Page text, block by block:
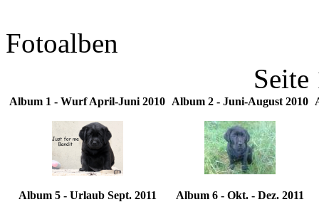
Fotoalben
Album 1 - Wurf April-Juni 2010 Album 2 - Juni-August 2010
Album 5 - Urlaub Sept. 2011 Album 6 - Okt. - Dez. 2011